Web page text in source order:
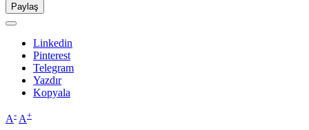
Paylaş
Linkedin
Pinterest
Telegram
Yazdır
Kopyala
A- A+